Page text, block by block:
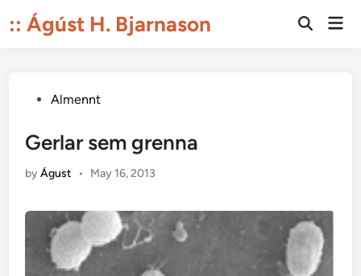
to:: Ágúst H. Bjarnason
Open
PostedAlmennt
Gerlar sem grenna
byÁgust • May 16, 2013